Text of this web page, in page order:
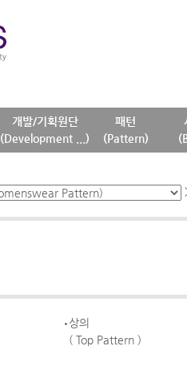
개발/기획원단
(Development ...)
패턴
(Pattern)
상의
( Top Pattern )